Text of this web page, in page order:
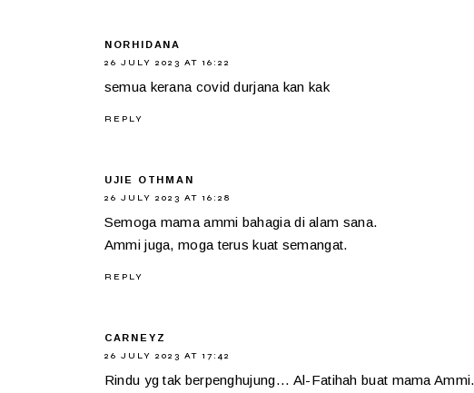
NORHIDANA
26 JULY 2023 AT 16:22
semua kerana covid durjana kan kak
REPLY
UJIE OTHMAN
26 JULY 2023 AT 16:28
Semoga mama ammi bahagia di alam sana.
Ammi juga, moga terus kuat semangat.
REPLY
CARNEYZ
26 JULY 2023 AT 17:42
Rindu yg tak berpenghujung... Al-Fatihah buat mama Ammi.